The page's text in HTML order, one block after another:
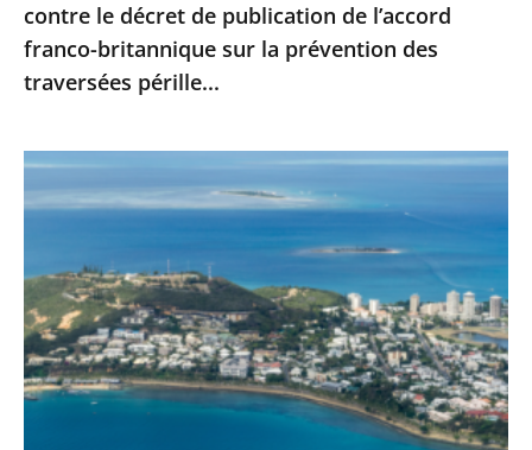
l’accord
franco-
britannique
la
prévention
des
pérille...
contre le décret de publication de l’accord
franco-britannique sur la prévention des
traversées pérille...
Nouvelle-
Calédonie
juge
administratif
n’est
pas